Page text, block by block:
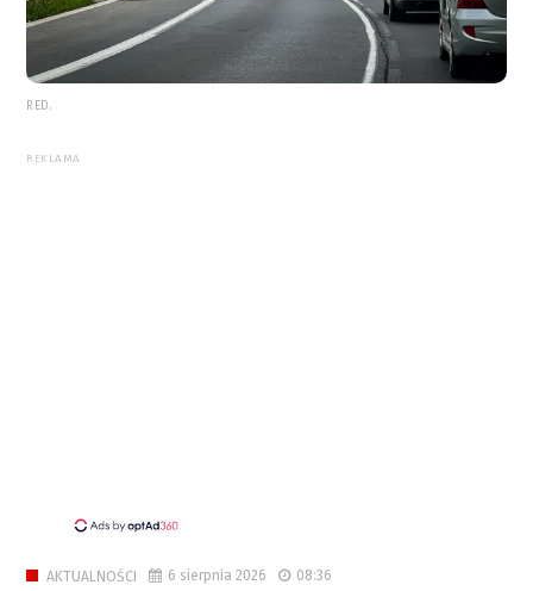
RED.
REKLAMA
AKTUALNOŚCI 6 sierpnia 2026 08:36